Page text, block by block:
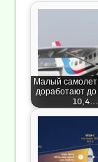
Малый самолет
доработают
10,4…